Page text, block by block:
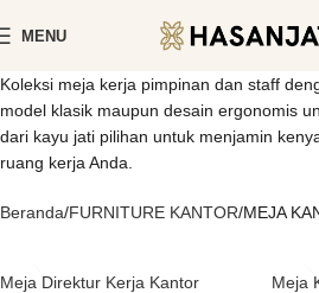
MENU
Koleksi meja kerja pimpinan dan staff
model klasik maupun desain ergonomis
dari kayu jati pilihan untuk menjamin
ruang kerja Anda.
Beranda FURNITURE KANTOR MEJA
Meja Direktur Kerja Kantor
Meja